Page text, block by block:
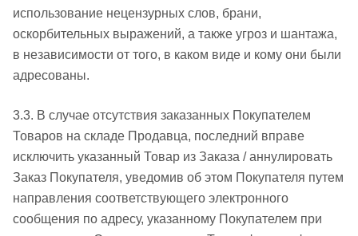
использование нецензурных слов, брани,
оскорбительных выражений, а также угроз и шантажа,
в независимости от того, в каком виде и кому они были
адресованы.
3.3. В случае отсутствия заказанных Покупателем
Товаров на складе Продавца, последний вправе
исключить указанный Товар из Заказа / аннулировать
Заказ Покупателя, уведомив об этом Покупателя путем
направления соответствующего электронного
сообщения по адресу, указанному Покупателем при